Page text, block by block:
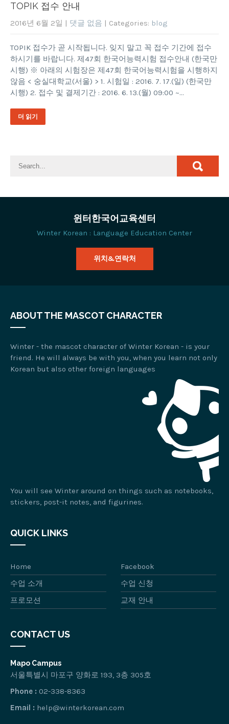
TOPIK 접수 안내
2016년 6월 2일 | 댓글 없음 | Categories: blog
TOPIK 접수가 곧 시작됩니다. 잊지 말고 꼭 접수 기간에 접수
하시기를 바랍니다. 제47회 한국어능력시험 접수안내 (한국만
시행) ※ 아래의 시험장은 제47회 한국어능력시험을 시행하지
않음 < 숭실대학교(서울) > 1. 시험일 : 2016. 7. 17.(일) (한국만
시행) 2. 접수 및 결제기간 : 2016. 6. 13.(월) 09:00 ~…
더 읽기
윈터한국어교육센터
Winter Korean : Language Education Center
위치&연락처
ABOUT THE MASCOT CHARACTER
Winter - the mascot character of Winter Korean - is your
friend. He will always be with you, when you learn not only
Korean but also other foreign languages
You will see Winter around on things such as notebooks,
stickers, post-it notes, and figurines.
QUICK LINKS
Home
Facebook
수업 소개
수업 신청
프로모션
교재 안내
CONTACT US
Mapo Campus
서울특별시 마포구 양화로 193, 3층 305호
Phone : 02-338-8363
Email : help@winterkorean.com